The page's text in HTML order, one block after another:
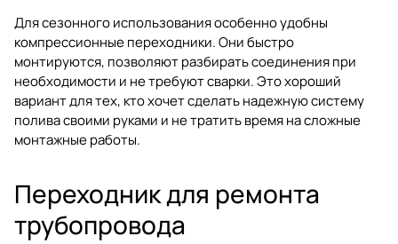
Для сезонного использования особенно удобны
компрессионные переходники. Они быстро
монтируются, позволяют разбирать соединения при
необходимости и не требуют сварки. Это хороший
вариант для тех, кто хочет сделать надежную систему
полива своими руками и не тратить время на сложные
монтажные работы.
Переходник для ремонта
трубопровода